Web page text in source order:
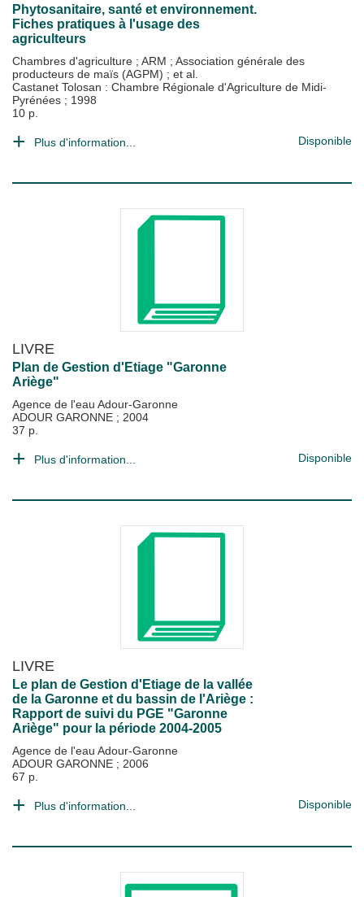
Phytosanitaire, santé et environnement.
Fiches pratiques à l'usage des
agriculteurs
Chambres d'agriculture ; ARM ; Association générale des
producteurs de maïs (AGPM) ; et al.
Castanet Tolosan : Chambre Régionale d'Agriculture de Midi-
Pyrénées ; 1998
10 p.
Plus d'information... Disponible
LIVRE
Plan de Gestion d'Etiage "Garonne
Ariège"
Agence de l'eau Adour-Garonne
ADOUR GARONNE ; 2004
37 p.
Plus d'information... Disponible
LIVRE
Le plan de Gestion d'Etiage de la vallée
de la Garonne et du bassin de l'Ariège :
Rapport de suivi du PGE "Garonne
Ariège" pour la période 2004-2005
Agence de l'eau Adour-Garonne
ADOUR GARONNE ; 2006
67 p.
Plus d'information... Disponible